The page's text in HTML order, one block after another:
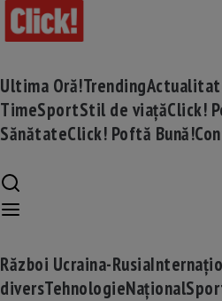
Ultima Oră!Trending
TimeSportStil de viațăClick!
SănătateClick! Poftă Bună!
Război Ucraina-Rusia
diversTehnologieNațional